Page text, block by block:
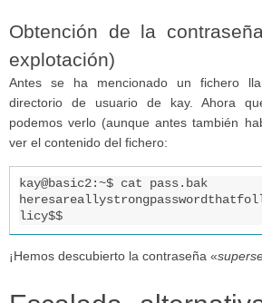
Obtención de la
explotación)
Antes se ha mencionado un fichero
directorio de usuario de kay. Ahora
podemos verlo (aunque antes también
ver el contenido del fichero:
kay@basic2:~$ cat pass.bak
licy$$
¡Hemos descubierto la contraseña «